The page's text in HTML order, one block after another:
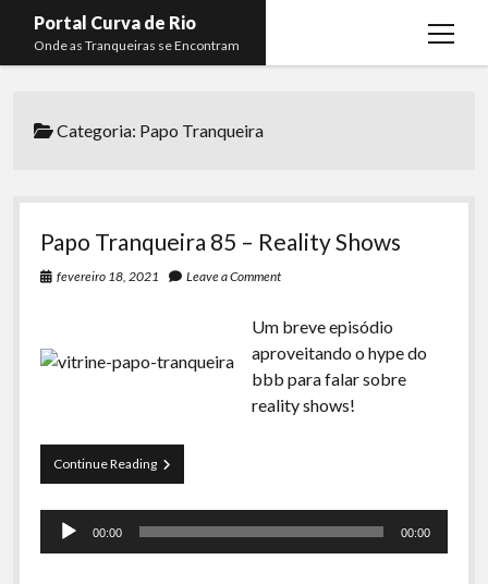
Portal Curva de Rio
Onde as Tranqueiras se Encontram
open
menu
Curva de Rio
Komos
Papo Tranqueira
Especiais
Membros
Categoria: Papo Tranqueira
Papo Tranqueira 85 – Reality Shows
fevereiro 18, 2021 Leave a Comment
Um breve episódio
aproveitando o hype do
bbb para falar sobre
reality shows!
Continue ReadingPapo
Tranqueira
Reality
Tocador
00:00 00:00